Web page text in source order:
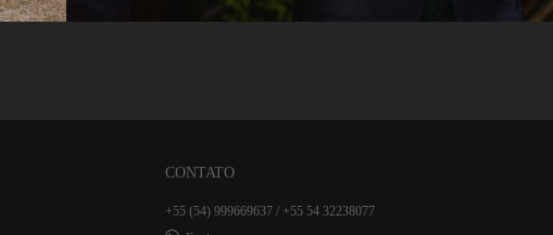
CONTATO
+55 (54) 999669637 / +55 54 32238077